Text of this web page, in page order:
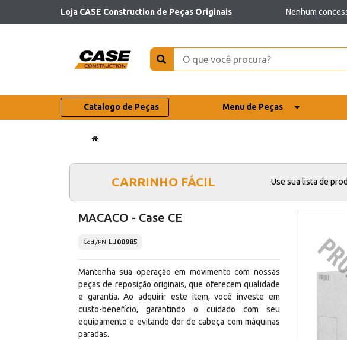
Loja CASE Construction de Peças Originais Nenhum
Catalogo de Peças Menu de Peças
CARRINHO FÁCIL Use sua lista de
MACACO - Case CE
Cód./PN LJ00985
Mantenha sua operação em movimento com nossas
peças de reposição originais, que oferecem qualidade
e garantia. Ao adquirir este item, você investe em
custo-benefício, garantindo o cuidado com seu
equipamento e evitando dor de cabeça com máquinas
paradas.